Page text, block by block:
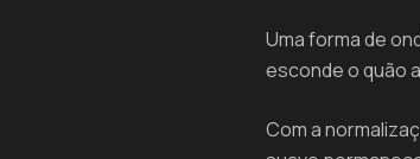
Uma forma de
esconde o quão
Com a